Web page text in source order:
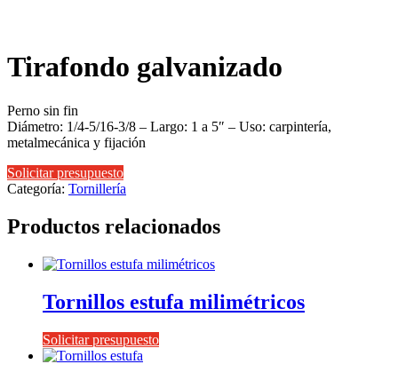
Tirafondo galvanizado
Perno sin fin
Diámetro: 1/4-5/16-3/8 – Largo: 1 a 5″ – Uso: carpintería,
metalmecánica y fijación
Solicitar presupuesto
Categoría: Tornillería
Productos relacionados
Tornillos estufa milimétricos
Solicitar presupuesto